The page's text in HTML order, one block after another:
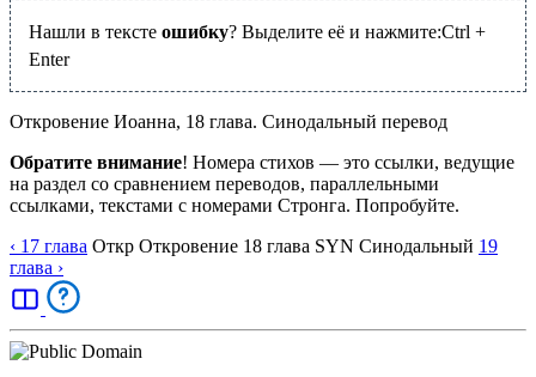
Нашли в тексте ошибку? Выделите её и нажмите:Ctrl +
Enter
Откровение Иоанна, 18 глава. Синодальный перевод
Обратите внимание! Номера стихов — это ссылки, ведущие
на раздел со сравнением переводов, параллельными
ссылками, текстами с номерами Стронга. Попробуйте.
‹ 17 глава Откр Откровение 18 глава SYN Синодальный 19
глава ›